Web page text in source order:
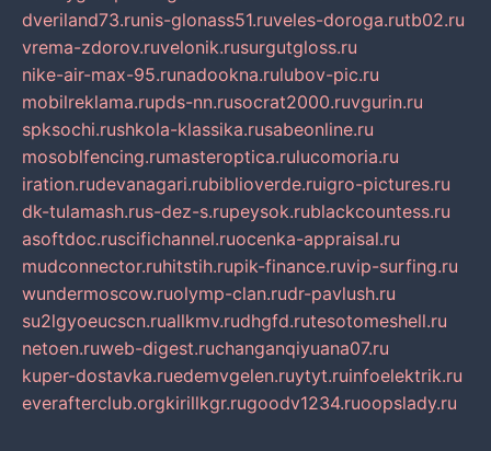
dveriland73.runis-glonass51.ruveles-doroga.rutb02.ru
vrema-zdorov.ruvelonik.rusurgutgloss.ru
nike-air-max-95.runadookna.rulubov-pic.ru
mobilreklama.rupds-nn.rusocrat2000.ruvgurin.ru
spksochi.rushkola-klassika.rusabeonline.ru
mosoblfencing.rumasteroptica.rulucomoria.ru
iration.rudevanagari.rubiblioverde.ruigro-pictures.ru
dk-tulamash.rus-dez-s.rupeysok.rublackcountess.ru
asoftdoc.ruscifichannel.ruocenka-appraisal.ru
mudconnector.ruhitstih.rupik-finance.ruvip-surfing.ru
wundermoscow.ruolymp-clan.rudr-pavlush.ru
su2lgyoeucscn.ruallkmv.rudhgfd.rutesotomeshell.ru
netoen.ruweb-digest.ruchanganqiyuana07.ru
kuper-dostavka.ruedemvgelen.ruytyt.ruinfoelektrik.ru
everafterclub.orgkirillkgr.rugoodv1234.ruoopslady.ru